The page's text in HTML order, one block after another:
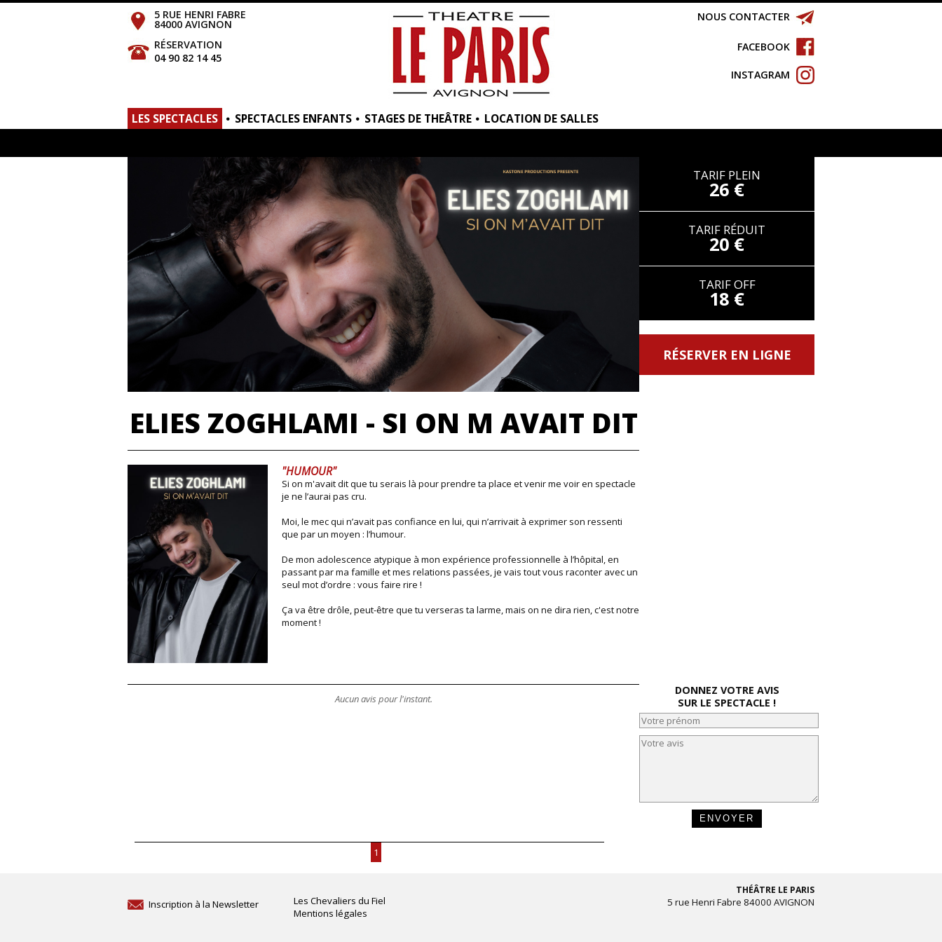
5 RUE HENRI FABRE
84000 AVIGNON
RÉSERVATION
04 90 82 14 45
NOUS CONTACTER
FACEBOOK
INSTAGRAM
LES SPECTACLES SPECTACLES ENFANTS STAGES DE THEÂTRE LOCATION DE SALLES
TARIF PLEIN
26 €
TARIF RÉDUIT
20 €
TARIF OFF
18 €
RÉSERVER EN LIGNE
ELIES ZOGHLAMI - SI ON M AVAIT DIT
"HUMOUR"
Si on m'avait dit que tu serais là pour prendre ta place et venir me voir en spectacle
je ne l’aurai pas cru.
Moi, le mec qui n’avait pas confiance en lui, qui n’arrivait à exprimer son ressenti
que par un moyen : l’humour.
De mon adolescence atypique à mon expérience professionnelle à l’hôpital, en
passant par ma famille et mes relations passées, je vais tout vous raconter avec un
seul mot d’ordre : vous faire rire !
Ça va être drôle, peut-être que tu verseras ta larme, mais on ne dira rien, c'est notre
moment !
DONNEZ VOTRE AVIS
SUR LE SPECTACLE !
Aucun avis pour l'instant.
1
Inscription à la Newsletter
Les Chevaliers du Fiel
Mentions légales
THÉÂTRE LE PARIS
5 rue Henri Fabre 84000 AVIGNON